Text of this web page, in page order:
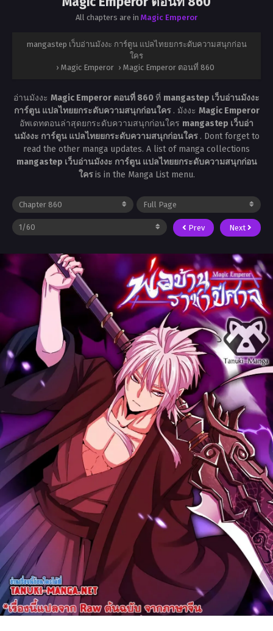
All chapters are in Magic Emperor
mangastep เว็บอ่านมังงะ การ์ตูน แปลไทยยกระดับความสนุกก่อน
ใคร
› Magic Emperor › Magic Emperor ตอนที่ 860
อ่านมังงะ Magic Emperor ตอนที่ 860ที่ mangastep เว็บอ่านมังงะ
การ์ตูน แปลไทยยกระดับความสนุกก่อนใคร . มังงะ Magic Emperor
อัพเดทตอนล่าสุดยกระดับความสนุกก่อนใคร mangastep เว็บอ่า
นมังงะ การ์ตูน แปลไทยยกระดับความสนุกก่อนใคร . Dont forget to
read the other manga updates. A list of manga collections
mangastep เว็บอ่านมังงะ การ์ตูน แปลไทยยกระดับความสนุกก่อน
ใครis in the Manga List menu.
Prev Next